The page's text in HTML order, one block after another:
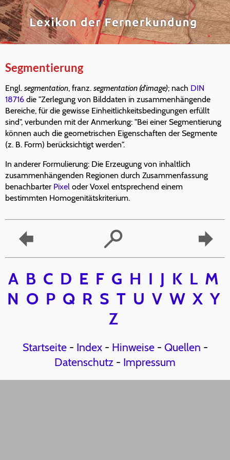
Segmentierung
Engl. segmentation, franz. segmentation (d'image); nach DIN
18716 die "Zerlegung von Bilddaten in zusammenhängende
Bereiche, für die gewisse Einheitlichkeitsbedingungen erfüllt
sind", verbunden mit der Anmerkung: "Bei einer Segmentierung
können auch die geometrischen Eigenschaften der Segmente
(z. B. Form) berücksichtigt werden".
In anderer Formulierung: Die Erzeugung von inhaltlich
zusammenhängenden Regionen durch Zusammenfassung
benachbarter Pixel oder Voxel entsprechend einem
bestimmten Homogenitätskriterium.
A B C D E F G H I J K L M
N O P Q R S T U V W X Y
Z
Startseite- Index- Hinweise- Quellen -
Datenschutz - Impressum